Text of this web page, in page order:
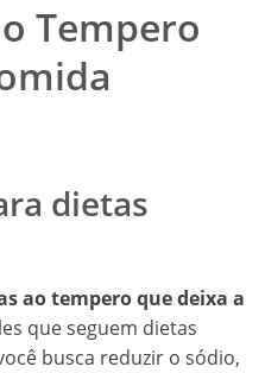
Tempero
dietas
ao tempero que deixa a
que seguem dietas
busca reduzir o sódio,